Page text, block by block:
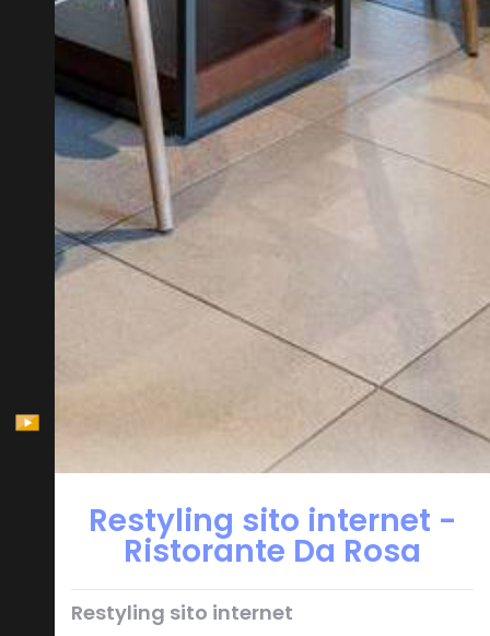
Restyling sito internet -
Ristorante Da Rosa
Restyling sito internet